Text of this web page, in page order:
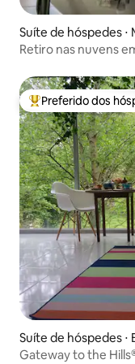
Suíte de hóspedes ⋅
Retiro nas nuvens
Entre os melhores
Preferido dos
Suíte de hóspedes ⋅
Gateway to the